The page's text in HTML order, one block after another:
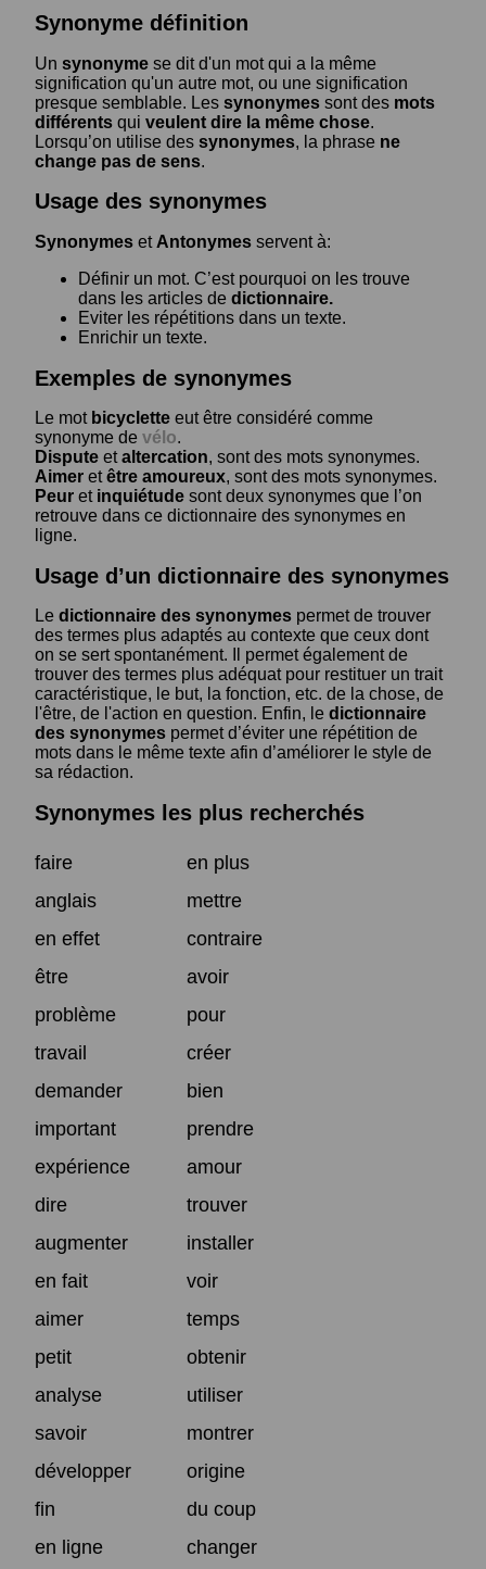
Synonyme définition
Un synonyme se dit d'un mot qui a la même
signification qu'un autre mot, ou une signification
presque semblable. Les synonymes sont des mots
différents qui veulent dire la même chose.
Lorsqu’on utilise des synonymes, la phrase ne
change pas de sens.
Usage des synonymes
Synonymes et Antonymes servent à:
Définir un mot. C’est pourquoi on les trouve
dans les articles de dictionnaire.
Eviter les répétitions dans un texte.
Enrichir un texte.
Exemples de synonymes
Le mot bicyclette eut être considéré comme
synonyme de vélo.
Dispute etaltercation, sont des mots synonymes.
Aimer etêtre amoureux, sont des mots synonymes.
Peur et inquiétude sont deux synonymes que l’on
retrouve dans ce dictionnaire des synonymes en
ligne.
Usage d’un dictionnaire des synonymes
Le dictionnaire des synonymes permet de trouver
des termes plus adaptés au contexte que ceux dont
on se sert spontanément. Il permet également de
trouver des termes plus adéquat pour restituer un trait
caractéristique, le but, la fonction, etc. de la chose, de
l'être, de l'action en question. Enfin, le dictionnaire
des synonymes permet d’éviter une répétition de
mots dans le même texte afin d’améliorer le style de
sa rédaction.
Synonymes les plus recherchés
faire
en plus
anglais
mettre
en effet
contraire
être
avoir
problème
pour
travail
créer
demander
bien
important
prendre
expérience
amour
dire
trouver
augmenter
installer
en fait
voir
aimer
temps
petit
obtenir
analyse
utiliser
savoir
montrer
développer
origine
fin
du coup
en ligne
changer